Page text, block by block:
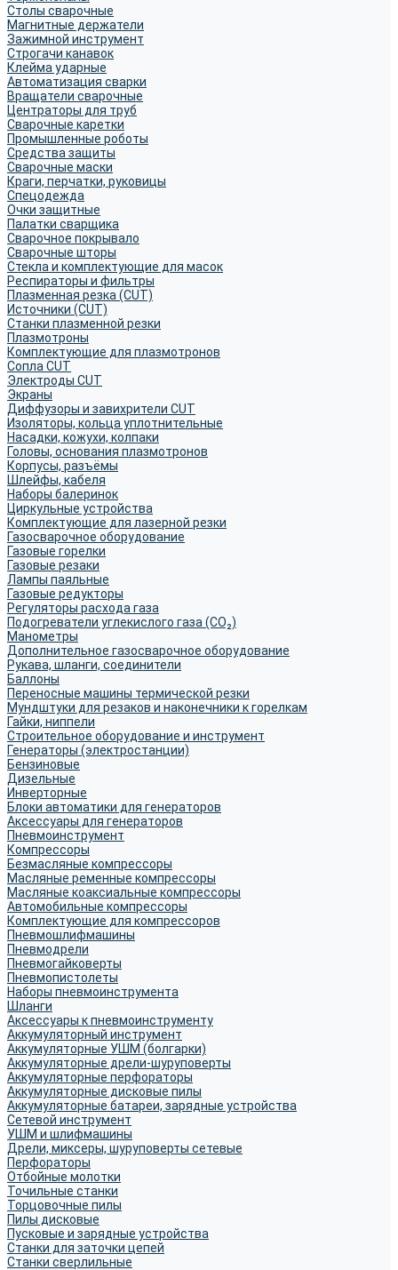
Столы сварочные
Магнитные держатели
Зажимной инструмент
Строгачи канавок
Клейма ударные
Автоматизация сварки
Вращатели сварочные
Центраторы для труб
Сварочные каретки
Промышленные роботы
Средства защиты
Сварочные маски
Краги, перчатки, руковицы
Спецодежда
Очки защитные
Палатки сварщика
Сварочное покрывало
Сварочные шторы
Стекла и комплектующие для масок
Респираторы и фильтры
Плазменная резка (CUT)
Источники (CUT)
Станки плазменной резки
Плазмотроны
Комплектующие для плазмотронов
Сопла CUT
Электроды CUT
Экраны
Диффузоры и завихрители CUT
Изоляторы, кольца уплотнительные
Насадки, кожухи, колпаки
Головы, основания плазмотронов
Корпусы, разъёмы
Шлейфы, кабеля
Наборы балеринок
Циркульные устройства
Комплектующие для лазерной резки
Газосварочное оборудование
Газовые горелки
Газовые резаки
Лампы паяльные
Газовые редукторы
Регуляторы расхода газа
Подогреватели углекислого газа (CO₂)
Манометры
Дополнительное газосварочное оборудование
Рукава, шланги, соединители
Баллоны
Переносные машины термической резки
Мундштуки для резаков и наконечники к горелкам
Гайки, ниппели
Строительное оборудование и инструмент
Генераторы (электростанции)
Бензиновые
Дизельные
Инверторные
Блоки автоматики для генераторов
Аксессуары для генераторов
Пневмоинструмент
Компрессоры
Безмасляные компрессоры
Масляные ременные компрессоры
Масляные коаксиальные компрессоры
Автомобильные компрессоры
Комплектующие для компрессоров
Пневмошлифмашины
Пневмодрели
Пневмогайковерты
Пневмопистолеты
Наборы пневмоинструмента
Шланги
Аксессуары к пневмоинструменту
Аккумуляторный инструмент
Аккумуляторные УШМ (болгарки)
Аккумуляторные дрели-шуруповерты
Аккумуляторные перфораторы
Аккумуляторные дисковые пилы
Аккумуляторные батареи, зарядные устройства
Сетевой инструмент
УШМ и шлифмашины
Дрели, миксеры, шуруповерты сетевые
Перфораторы
Отбойные молотки
Точильные станки
Торцовочные пилы
Пилы дисковые
Пусковые и зарядные устройства
Станки для заточки цепей
Станки сверлильные